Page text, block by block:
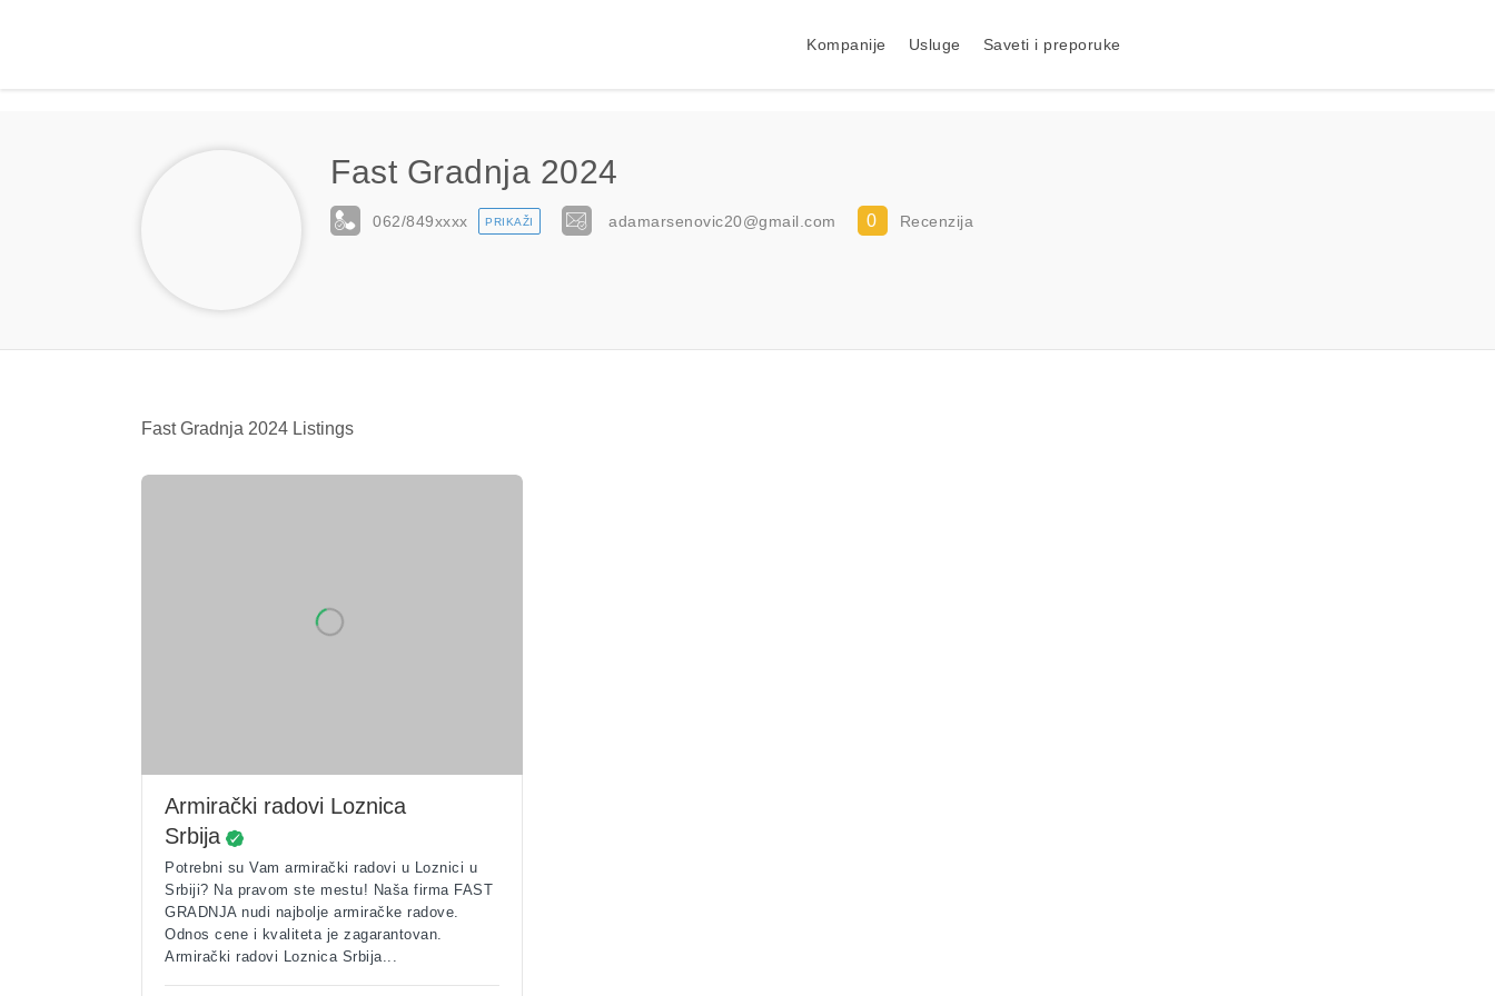
Kompanije Usluge Saveti i preporuke
Fast Gradnja 2024
062/849xxxx PRIKAŽI adamarsenovic20@gmail.com 0 Recenzija
Fast Gradnja 2024 Listings
Armirački radovi Loznica
Srbija
Potrebni su Vam armirački radovi u Loznici u
Srbiji? Na pravom ste mestu! Naša firma FAST
GRADNJA nudi najbolje armiračke radove.
Odnos cene i kvaliteta je zagarantovan.
Armirački radovi Loznica Srbija...